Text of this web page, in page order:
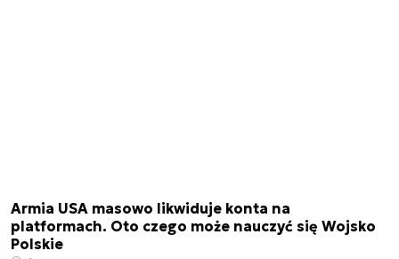
Armia USA masowo likwiduje konta na
platformach. Oto czego może nauczyć się Wojsko
Polskie